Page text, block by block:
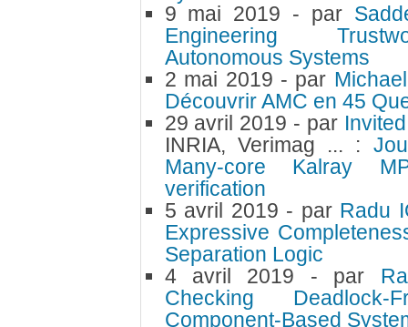
9 mai 2019 - par
Engineering
Autonomous Systems
2 mai 2019 - par
Découvrir AMC en 45
29 avril 2019 - par
INRIA, Verimag ... :
Many-core Kalray
verification
5 avril 2019 - par Radu
Expressive
Separation Logic
4 avril 2019 - par
Checking
Component-Based